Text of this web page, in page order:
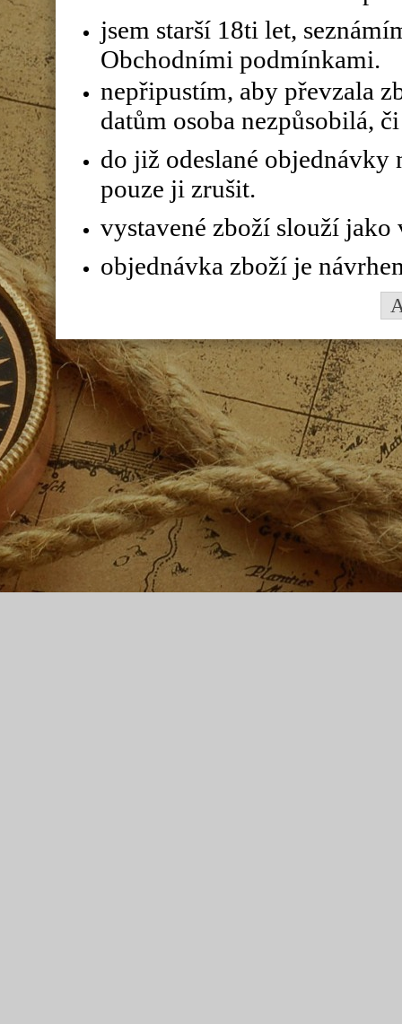
jsem starší 18ti let,
Obchodními podmínkami.
nepřipustím, aby převzala
datům osoba nezpůsobilá,
do již odeslané objednávky
pouze ji zrušit.
vystavené zboží slouží
objednávka zboží je